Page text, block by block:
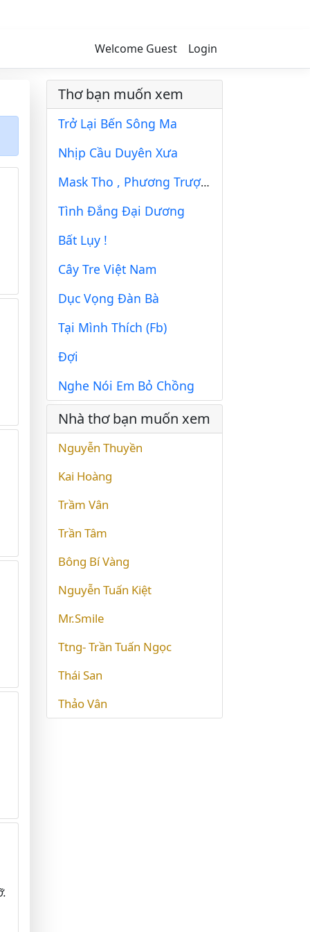
Welcome Guest Login
Thơ bạn muốn xem
Trở Lại Bến Sông Ma
Nhịp Cầu Duyên Xưa
Mask Tho , Phương Trượng !
Tình Đắng Đại Dương
Bất Lụy !
Cây Tre Việt Nam
Dục Vọng Đàn Bà
Tại Mình Thích (Fb)
Đợi
Nghe Nói Em Bỏ Chồng
Nhà thơ bạn muốn xem
Nguyễn Thuyền
Kai Hoàng
Trầm Vân
Trần Tâm
Bông Bí Vàng
Nguyễn Tuấn Kiệt
Mr.Smile
Ttng- Trần Tuấn Ngọc
Thái San
Thảo Vân